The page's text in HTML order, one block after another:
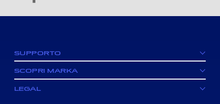
SUPPORTO
SCOPRI MARKA
LEGAL